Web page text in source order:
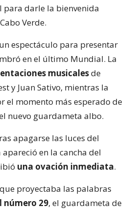
para darle la bienvenida
Verde.
un espectáculo para presentar
en el último Mundial. La
musicalesde
y Juan Sativo, mientras la
el momento más esperado de
nuevo guardameta albo.
apagarse las luces del
en la cancha del
una ovación inmediata.
proyectaba las palabras
número 29, el guardameta de